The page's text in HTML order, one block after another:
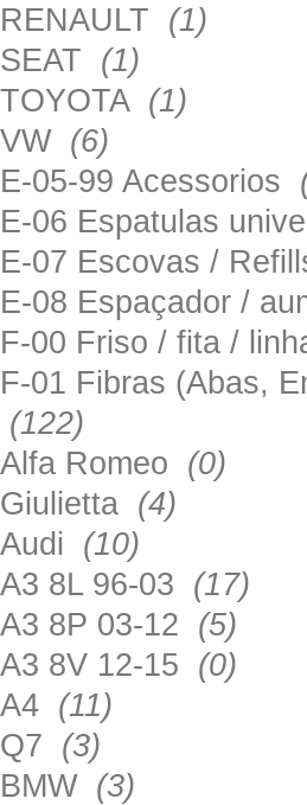
RENAULT (1)
SEAT (1)
TOYOTA (1)
VW (6)
E-05-99 Acessorios
E-06 Espatulas
E-07 Escovas /
E-08 Espaçador /
F-00 Friso / fita /
F-01 Fibras (Abas,
(122)
Alfa Romeo (0)
Giulietta (4)
Audi (10)
A3 8L 96-03 (17)
A3 8P 03-12 (5)
A3 8V 12-15 (0)
A4 (11)
Q7 (3)
BMW (3)